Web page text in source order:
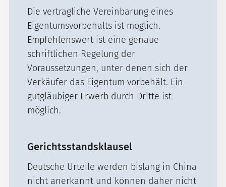
Die vertragliche Vereinbarung eines
Eigentumsvorbehalts ist möglich.
Empfehlenswert ist eine genaue
schriftlichen Regelung der
Voraussetzungen, unter denen sich der
Verkäufer das Eigentum vorbehält. Ein
gutgläubiger Erwerb durch Dritte ist
möglich.
Gerichtsstandsklausel
Deutsche Urteile werden bislang in China
nicht anerkannt und können daher nicht